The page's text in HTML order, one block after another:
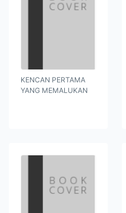
KENCAN PERTAMA
YANG MEMALUKAN